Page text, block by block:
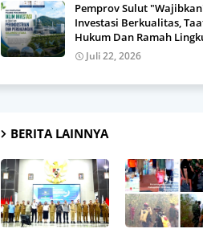
Pemprov Sulut
Investasi Berkualitas,
Hukum Dan Ramah
Juli 22, 2026
BERITA LAINNYA